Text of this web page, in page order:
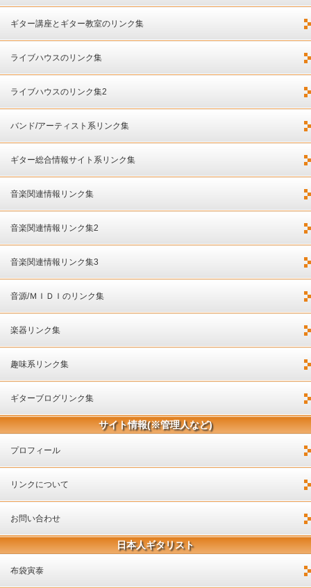
ギター講座とギター教室のリンク集
ライブハウスのリンク集
ライブハウスのリンク集2
バンド/アーティスト系リンク集
ギター総合情報サイト系リンク集
音楽関連情報リンク集
音楽関連情報リンク集2
音楽関連情報リンク集3
音源/ＭＩＤＩのリンク集
楽器リンク集
趣味系リンク集
ギターブログリンク集
サイト情報(※管理人など)
プロフィール
リンクについて
お問い合わせ
日本人ギタリスト
布袋寅泰